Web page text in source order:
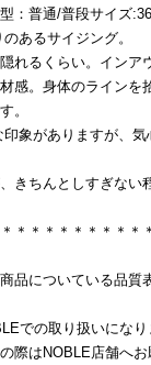
：普通/普段サイズ
あるサイジング。
れるくらい。インア
感。身体のラインを
。
象がありますが、
きちんとしすぎない
＊＊＊＊＊＊＊＊＊＊
品についている品質
での取り扱いになり
際はNOBLE店舗へお